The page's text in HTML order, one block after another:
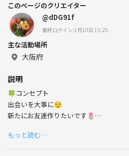
このページのクリエイター
@dDG91f
最終ログイン:1月10日 15:25
主な活動場所
大阪府
説明
🍀コンセプト
出会いを大事に😌
新たにお友達作りたいです🌷
🍀興味あること
もっと読む…